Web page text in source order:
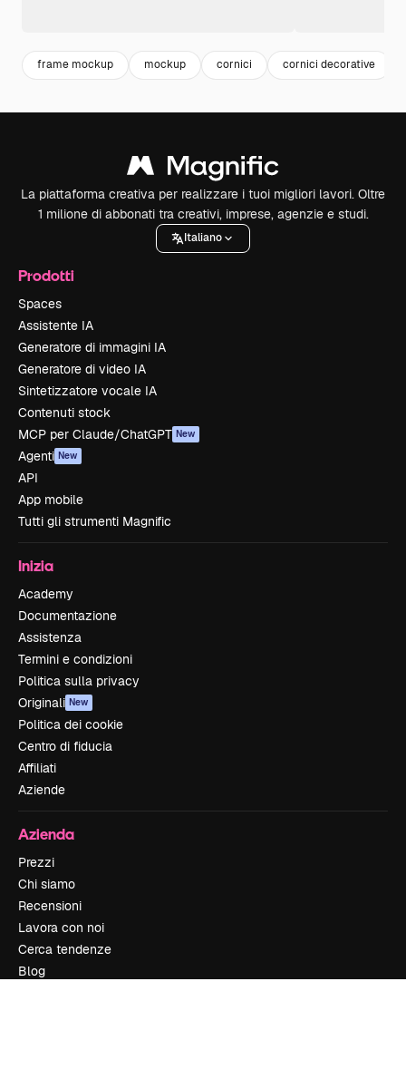
frame mockup mockup cornici cornici decorative
La piattaforma creativa per realizzare i tuoi migliori lavori. Oltre
1 milione di abbonati tra creativi, imprese, agenzie e studi.
Italiano
Prodotti
Spaces
Assistente IA
Generatore di immagini IA
Generatore di video IA
Sintetizzatore vocale IA
Contenuti stock
MCP per Claude/ChatGPT New
Agenti New
API
App mobile
Tutti gli strumenti Magnific
Inizia
Academy
Documentazione
Assistenza
Termini e condizioni
Politica sulla privacy
Originali New
Politica dei cookie
Centro di fiducia
Affiliati
Aziende
Azienda
Prezzi
Chi siamo
Recensioni
Lavora con noi
Cerca tendenze
Blog